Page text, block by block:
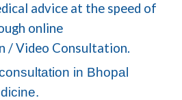
advice at the speed of
online
/ Video Consultation.
in Bhopal